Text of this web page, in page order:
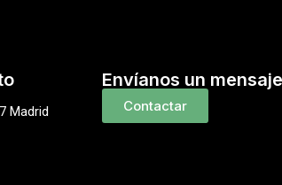
Madrid
Envíanos un mensaje
Contactar